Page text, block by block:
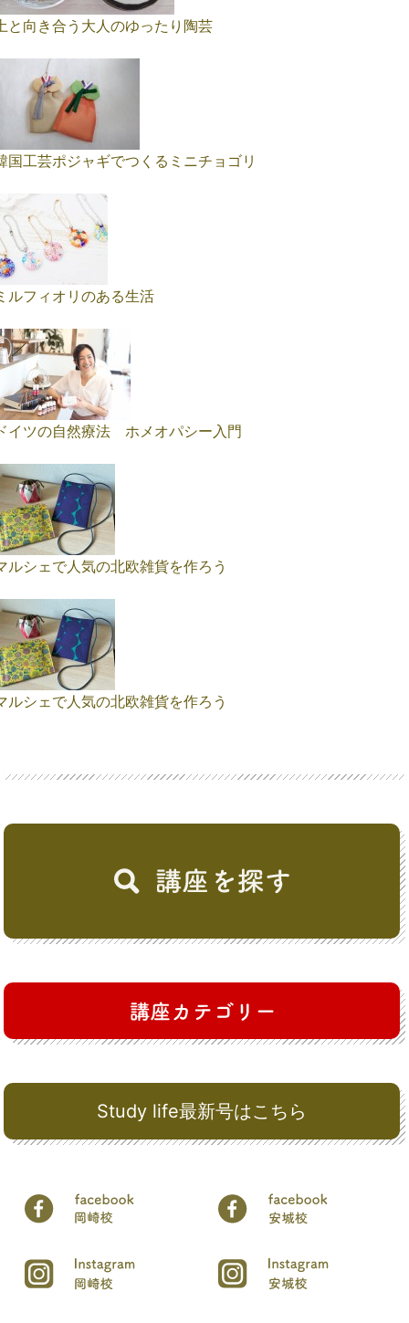
Study life最新号はこちら
と向き合う大人のゆったり陶芸
国工芸ポジャギでつくるミニチョゴリ
ルフィオリのある生活
イツの自然療法 ホメオパシー入門
ルシェで人気の北欧雑貨を作ろう
ルシェで人気の北欧雑貨を作ろう